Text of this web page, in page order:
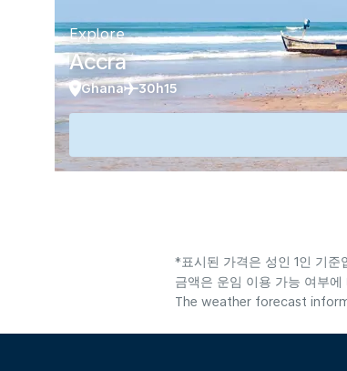
Explore
Accra
Ghana 30h15
*표시된 가격은 성인 1인 기
금액은 운임 이용 가능 여부
The weather forecast